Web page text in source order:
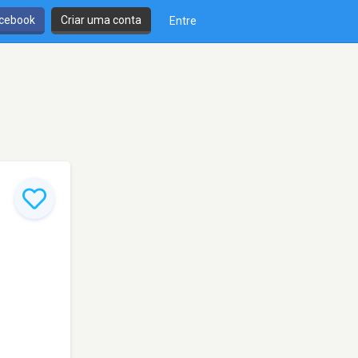
Criar uma conta Entre